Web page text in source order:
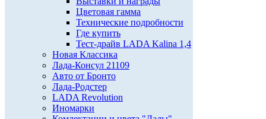
Цветовая гамма
Технические подробности
Где купить
Тест-драйв LADA Kalina 1,4
Новая Классика
Лада-Консул 21109
Авто от Бронто
Лада-Родстер
LADA Revolution
Иномарки